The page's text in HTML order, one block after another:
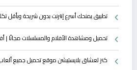
تطبيق يمنحك أسرع إنترنت بدون شريحة وبأقل
تحميل ومشاهدة الأفلام والمسلسلات مجانًا | أفضل 5
كنز لعشاق بلايستيشن موقع تحميل جميع